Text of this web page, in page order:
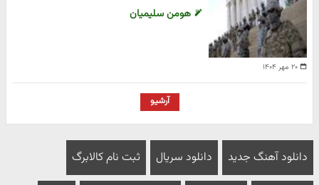
۲۰ مهر ۱۴۰۴
هومن سلیمیان
آرشیو
دانلود آهنگ جدید دانلود سریال ثبت نام کالابرگ